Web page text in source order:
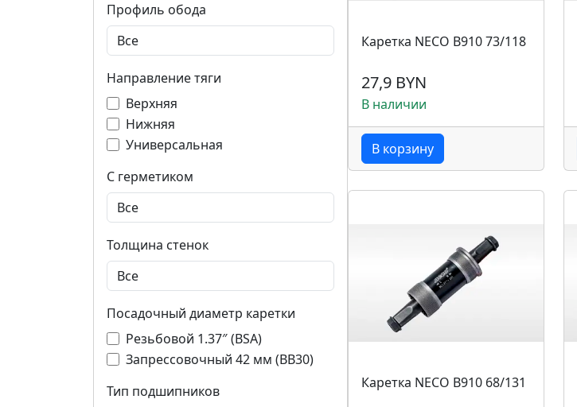
Профиль обода
Направление тяги
Верхняя
Нижняя
Универсальная
С герметиком
Толщина стенок
Посадочный диаметр каретки
Резьбовой 1.37″ (BSA)
Запрессовочный 42 мм (BB30)
Тип подшипников
Каретка NECO B910 73/118
27,9 BYN
В наличии
В корзину
Каретка NECO B910 68/131